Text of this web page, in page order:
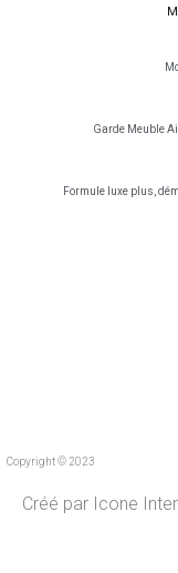
Garde Meuble
Formule luxe plus,
Copyright © 2023
Créé par Icone